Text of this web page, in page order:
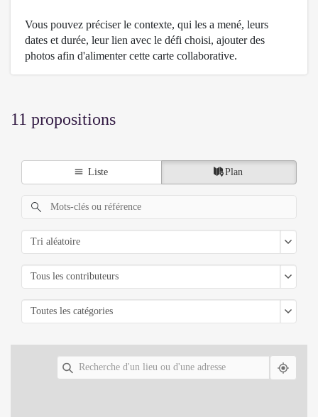
Vous pouvez préciser le contexte, qui les a mené, leurs
dates et durée, leur lien avec le défi choisi, ajouter des
photos afin d'alimenter cette carte collaborative.
11 propositions
Liste Plan
Tri aléatoire
Tous les contributeurs
Toutes les catégories